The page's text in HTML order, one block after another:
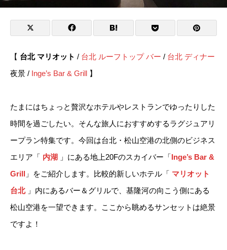
【 台北 マリオット / 台北 ルーフトップ バー / 台北 ディナー
夜景 / Inge’s Bar & Grill 】
たまにはちょっと贅沢なホテルやレストランでゆったりした
時間を過ごしたい。そんな旅人におすすめするラグジュアリ
ープラン特集です。今回は台北・松山空港の北側のビジネス
エリア「 内湖 」にある地上20Fのスカイバー「Inge’s Bar &
Grill 」をご紹介します。比較的新しいホテル「 マリオット
台北 」内にあるバー＆グリルで、基隆河の向こう側にある
松山空港を一望できます。ここから眺めるサンセットは絶景
ですよ！